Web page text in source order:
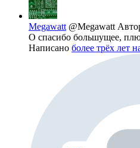
Megawatt @Megawatt
О спасибо большущее,
Написано более трёх лет